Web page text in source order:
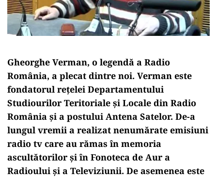
Gheorghe Verman, o legendă a Radio
România, a plecat dintre noi. Verman este
fondatorul rețelei Departamentului
Studiourilor Teritoriale și Locale din Radio
România și a postului Antena Satelor. De-a
lungul vremii a realizat nenumărate emisiuni
radio tv care au rămas în memoria
ascultătorilor și în Fonoteca de Aur a
Radioului și a Televiziunii. De asemenea este